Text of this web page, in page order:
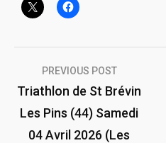
Navigation
de
l’article
PREVIOUS POST
Triathlon de St Brévin
Les Pins (44) Samedi
04 Avril 2026 (Les